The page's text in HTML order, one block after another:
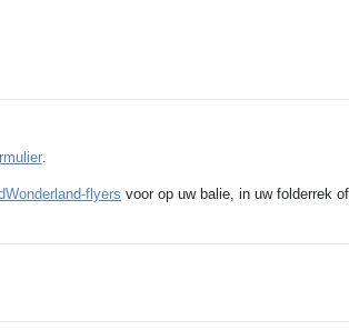
.
flyers voor op uw balie, in uw folderrek of